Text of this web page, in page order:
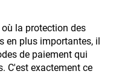
la protection des
en plus importantes, il
de paiement qui
C'est exactement ce